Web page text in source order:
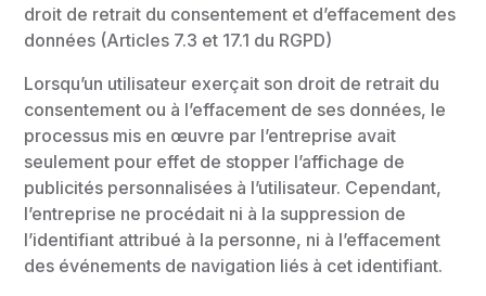
droit de retrait du consentement et d’effacement des
données (Articles 7.3 et 17.1 du RGPD)
Lorsqu’un utilisateur exerçait son droit de retrait du
consentement ou à l’effacement de ses données, le
processus mis en œuvre par l’entreprise avait
seulement pour effet de stopper l’affichage de
publicités personnalisées à l’utilisateur. Cependant,
l’entreprise ne procédait ni à la suppression de
l’identifiant attribué à la personne, ni à l’effacement
des événements de navigation liés à cet identifiant.